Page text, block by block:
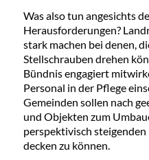
Was also tun angesichts
Herausforderungen?
stark machen bei denen,
Stellschrauben drehen
Bündnis engagiert
Personal in der Pflege
Gemeinden sollen nach
und Objekten zum
perspektivisch
decken zu können.